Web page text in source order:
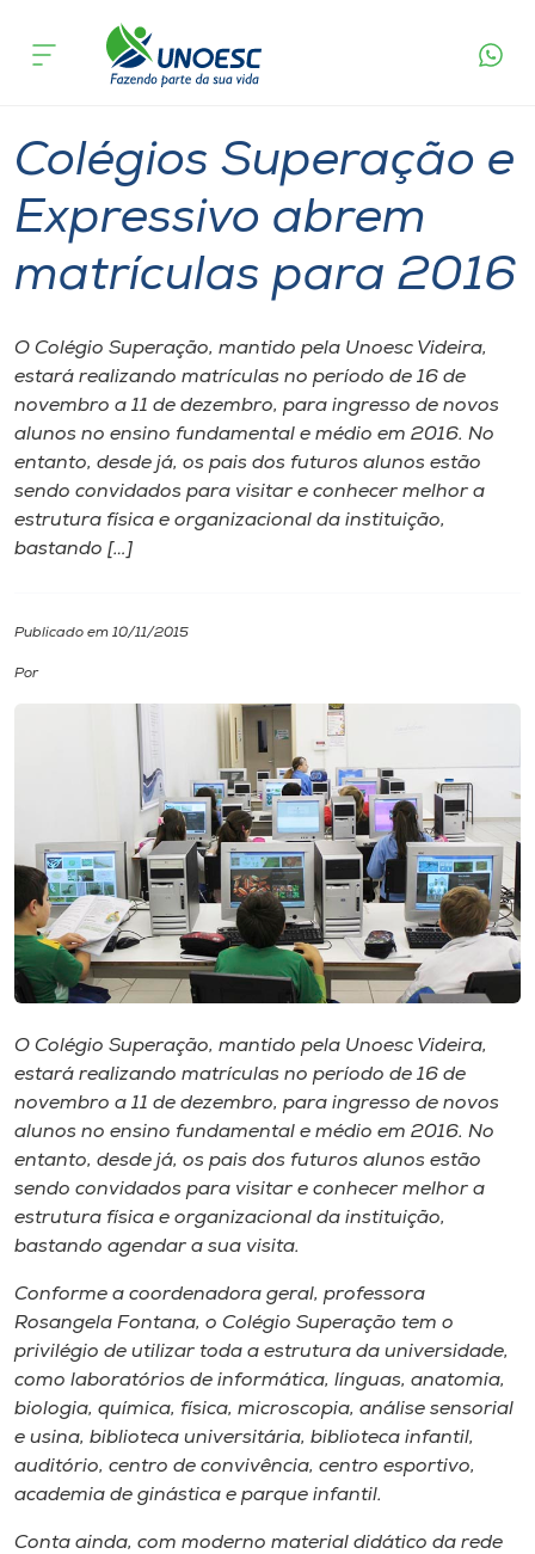
Cursos
Pesquisa
Atendimento ao Estudante
Portal de Ensino
A
Internacionalização
Biblioteca
Editora
Museu
Unoesc
Store
Selecione
o idioma
acontece
Colégios Superação e
Expressivo abrem
matrículas para 2016
O Colégio Superação, mantido pela Unoesc Videira,
estará realizando matrículas no período de 16 de
novembro a 11 de dezembro, para ingresso de novos
alunos no ensino fundamental e médio em 2016. No
entanto, desde já, os pais dos futuros alunos estão
sendo convidados para visitar e conhecer melhor a
estrutura física e organizacional da instituição,
bastando […]
Publicado em 10/11/2015
Por
O Colégio Superação, mantido pela Unoesc Videira,
estará realizando matrículas no período de 16 de
novembro a 11 de dezembro, para ingresso de novos
alunos no ensino fundamental e médio em 2016. No
entanto, desde já, os pais dos futuros alunos estão
sendo convidados para visitar e conhecer melhor a
estrutura física e organizacional da instituição,
bastando agendar a sua visita.
Conforme a coordenadora geral, professora
Rosangela Fontana, o Colégio Superação tem o
privilégio de utilizar toda a estrutura da universidade,
como laboratórios de informática, línguas, anatomia,
biologia, química, física, microscopia, análise sensorial
e usina, biblioteca universitária, biblioteca infantil,
auditório, centro de convivência, centro esportivo,
academia de ginástica e parque infantil.
Conta ainda, com moderno material didático da rede